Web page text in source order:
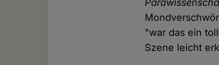
"war das ein
Szene leicht